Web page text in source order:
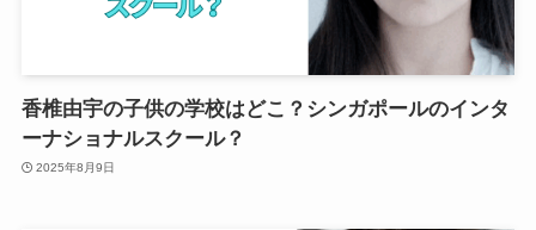
香椎由宇の子供の学校はどこ？シンガポールのインタ
ーナショナルスクール？
2025年8月9日